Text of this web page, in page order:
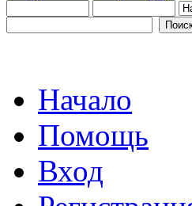
Начало
Помощь
Вход